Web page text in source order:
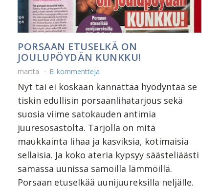
PORSAAN ETUSELKÄ ON
JOULUPÖYDÄN KUNKKU!
martta Ei kommentteja
Nyt tai ei koskaan kannattaa hyödyntää se
tiskin edullisin porsaanlihatarjous sekä
suosia viime satokauden antimia
juuresosastolta. Tarjolla on mitä
maukkainta lihaa ja kasviksia, kotimaisia
sellaisia. Ja koko ateria kypsyy säästeliäästi
samassa uunissa samoilla lämmöillä.
Porsaan etuselkää uunijuureksilla neljälle.